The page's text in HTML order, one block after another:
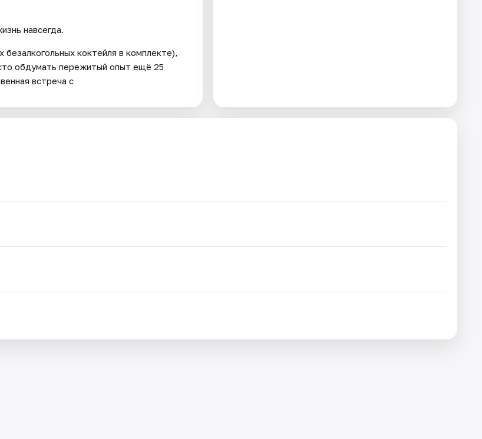
навсегда.
коктейля в комплекте),
обдумать пережитый опыт ещё 25
встреча с